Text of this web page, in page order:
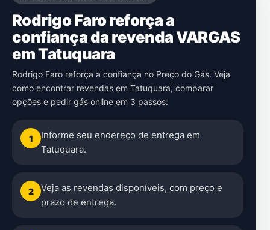
Rodrigo Faro reforça a
confiança da revenda VARGAS
em Tatuquara
Rodrigo Faro reforça a confiança no Preço do Gás. Veja
como encontrar revendas em Tatuquara, comparar
opções e pedir gás online em 3 passos:
1
Informe seu endereço de entrega em
Tatuquara.
2
Veja as revendas disponíveis, com preço e
prazo de entrega.